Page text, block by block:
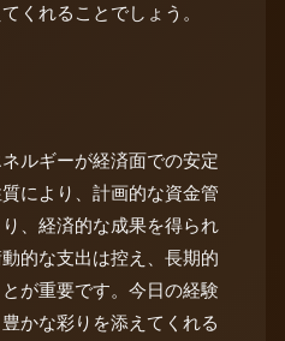
くれることでしょう。
ルギーが経済面での安定
により、計画的な資金管
、経済的な成果を得られ
的な支出は控え、長期的
が重要です。今日の経験
かな彩りを添えてくれる